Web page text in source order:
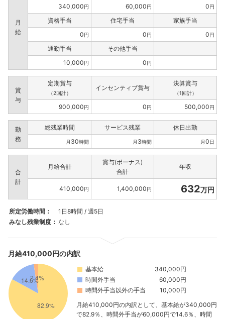
月
給
340,000円 60,000円 0円
資格手当 住宅手当
家族手当
0円 0円 0円
通勤手当
その他手当
10,000円 0円
賞
与
定期賞与
（2回計）
インセンティブ賞与
決算賞与
（1回計）
900,000円 0円 500,000円
勤
務
総残業時間 サービス残業 休日出勤
月 30時間 月 3時間 月0日
合
計
月給合計
賞与(ボーナス)
合計
年収
410,000円 1,400,000円 632万円
所定労働時間：
1日8時間 / 週5日
みなし残業制度： なし
月給410,000円の内訳
基本給
340,000円
時間外手当
60,000円
時間外手当以外の手当
10,000円
月給410,000円の内訳として、基本給が340,000円
で82.9％、時間外手当が60,000円で14.6％、時間